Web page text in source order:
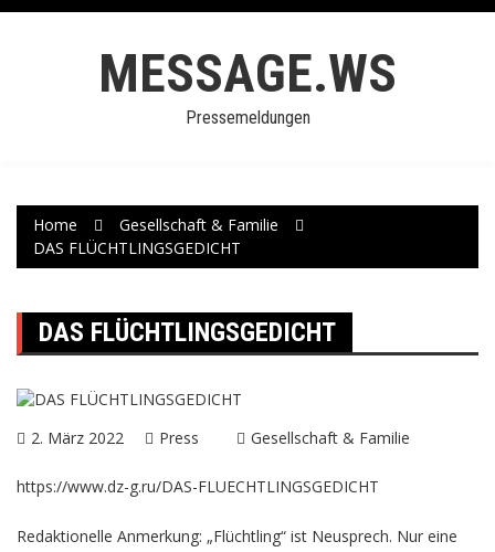
Skip
MESSAGE.WS
Pressemeldungen
Home
Gesellschaft & Familie
DAS FLÜCHTLINGSGEDICHT
DAS FLÜCHTLINGSGEDICHT
2. März 2022 Press Gesellschaft & Familie
https://www.dz-g.ru/DAS-FLUECHTLINGSGEDICHT
Redaktionelle Anmerkung: „Flüchtling“ ist Neusprech. Nur eine